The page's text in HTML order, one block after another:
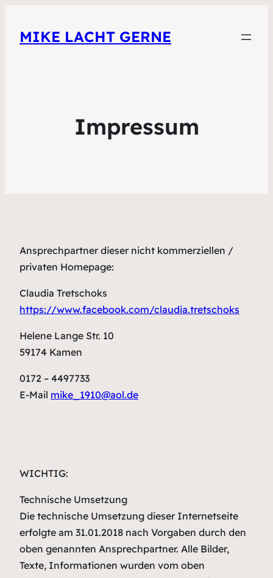
MIKE LACHT GERNE
Impressum
Ansprechpartner dieser nicht kommerziellen /
privaten Homepage:
Claudia Tretschoks
https://www.facebook.com/claudia.tretschoks
Helene Lange Str. 10
59174 Kamen
0172 – 4497733
E-Mail mike_1910@aol.de
WICHTIG:
Technische Umsetzung
Die technische Umsetzung dieser Internetseite
erfolgte am 31.01.2018 nach Vorgaben durch den
oben genannten Ansprechpartner. Alle Bilder,
Texte, Informationen wurden vom oben